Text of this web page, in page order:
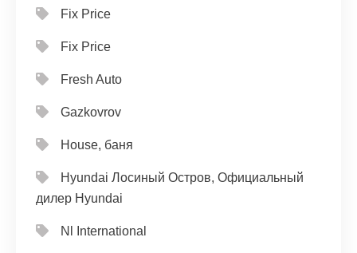
Fix Price
Fix Price
Fresh Auto
Gazkovrov
House, баня
Hyundai Лосиный Остров, Официальный
дилер Hyundai
Nl International